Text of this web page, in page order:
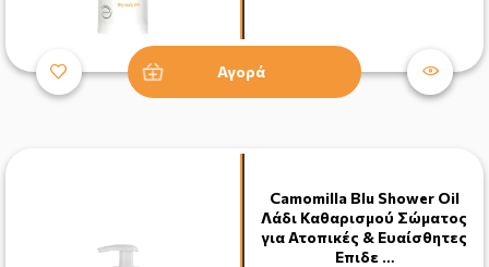
Αγορά
Camomilla Blu Shower Oil
Λάδι Καθαρισμού Σώματος
για Ατοπικές & Ευαίσθητες
Επιδε …